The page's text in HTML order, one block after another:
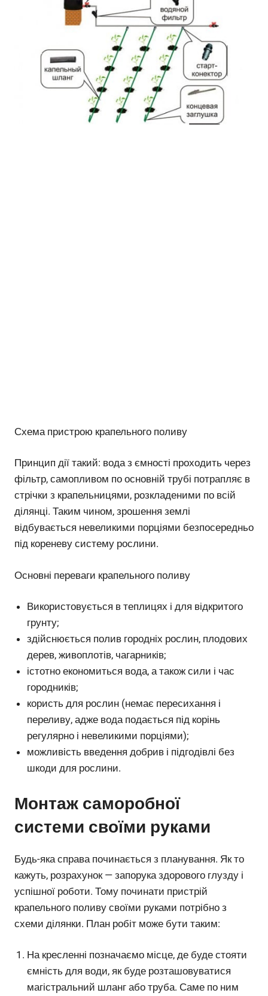
Схема пристрою крапельного поливу
Принцип дії такий: вода з ємності проходить через
фільтр, самопливом по основній трубі потрапляє в
стрічки з крапельницями, розкладеними по всій
ділянці. Таким чином, зрошення землі
відбувається невеликими порціями безпосередньо
під кореневу систему рослини.
Основні переваги крапельного поливу
Використовується в теплицях і для відкритого
грунту;
здійснюється полив городніх рослин, плодових
дерев, живоплотів, чагарників;
істотно економиться вода, а також сили і час
городників;
користь для рослин (немає пересихання і
переливу, адже вода подається під корінь
регулярно і невеликими порціями);
можливість введення добрив і підгодівлі без
шкоди для рослини.
Монтаж саморобної
системи своїми руками
Будь-яка справа починається з планування. Як то
кажуть, розрахунок — запорука здорового глузду і
успішної роботи. Тому починати пристрій
крапельного поливу своїми руками потрібно з
схеми ділянки. План робіт може бути таким:
На кресленні позначаємо місце, де буде стояти
ємність для води, як буде розташовуватися
магістральний шланг або труба. Саме по ним